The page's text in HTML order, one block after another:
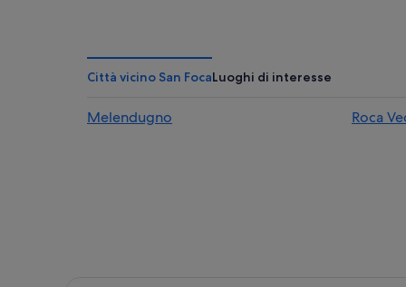
Roca Vecchia: B&B
Punta Sapone: hotel nelle vicinanze
Città vicino San FocaLuoghi di interesse
Melendugno Roca